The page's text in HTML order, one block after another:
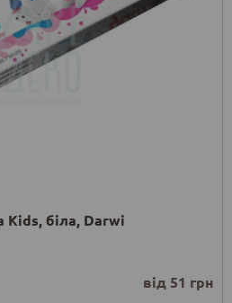
Kids, біла, Darwi
від 51 грн